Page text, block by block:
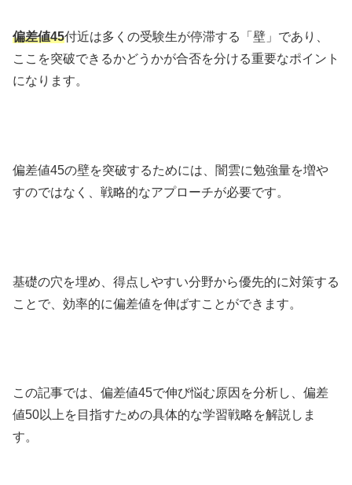
偏差値45付近は多くの受験生が停滞する「壁」であり、
ここを突破できるかどうかが合否を分ける重要なポイント
になります。
偏差値45の壁を突破するためには、闇雲に勉強量を増や
すのではなく、戦略的なアプローチが必要です。
基礎の穴を埋め、得点しやすい分野から優先的に対策する
ことで、効率的に偏差値を伸ばすことができます。
この記事では、偏差値45で伸び悩む原因を分析し、偏差
値50以上を目指すための具体的な学習戦略を解説しま
す。